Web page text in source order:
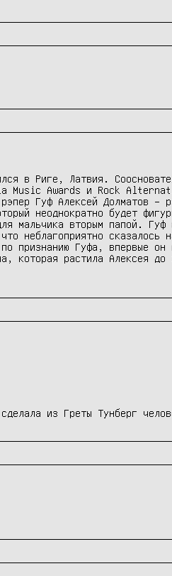
в Риге, Латвия.
Music Awards и Rock
Гуф Алексей Долматов –
неоднократно будет
мальчика вторым папой. Гуф
неблагоприятно сказалось
признанию Гуфа, впервые он
которая растила Алексея
из Греты Тунберг